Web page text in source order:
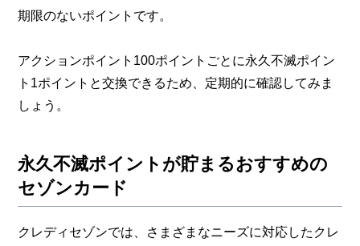
期限のないポイントです。
アクションポイント100ポイントごとに永久不滅ポイン
ト1ポイントと交換できるため、定期的に確認してみま
しょう。
永久不滅ポイントが貯まるおすすめの
セゾンカード
クレディセゾンでは、さまざまなニーズに対応したクレ